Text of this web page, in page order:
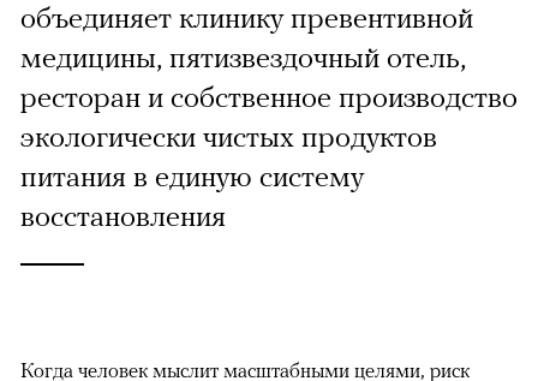
объединяет клинику превентивной
медицины, пятизвездочный отель,
ресторан и собственное производство
экологически чистых продуктов
питания в единую систему
восстановления
Когда человек мыслит масштабными целями, риск